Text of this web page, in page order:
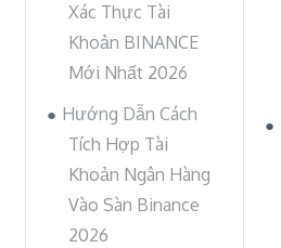
Xác Thực Tài
Khoản BINANCE
Mới Nhất 2026
Hướng Dẫn Cách
Tích Hợp Tài
Khoản Ngân Hàng
Vào Sàn Binance
2026